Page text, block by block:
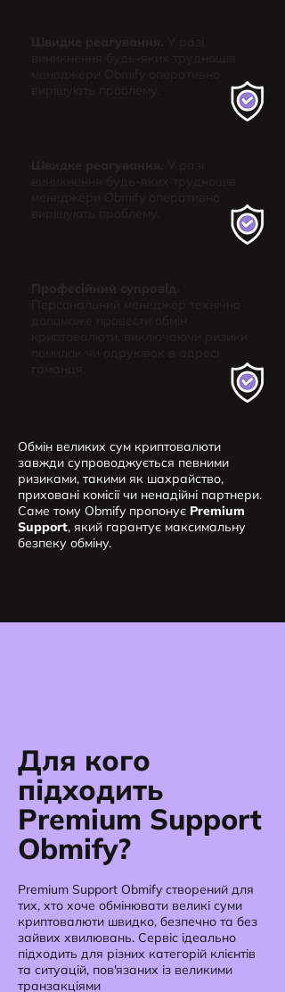
Обмін великих сум криптовалюти
завжди супроводжується певними
ризиками, такими як шахрайство,
приховані комісії чи ненадійні партнери.
Саме тому Obmify пропонує Premium
Support, який гарантує максимальну
безпеку обміну.
Для кого
підходить
Premium Support
Obmify?
Premium Support Obmify створений для
тих, хто хоче обмінювати великі суми
криптовалюти швидко, безпечно та без
зайвих хвилювань. Сервіс ідеально
підходить для різних категорій клієнтів
та ситуацій, пов'язаних із великими
транзакціями